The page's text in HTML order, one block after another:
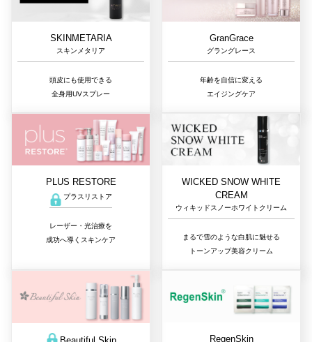
SKINMETARIA
スキンメタリア
頭皮にも使用できる
全身用UVスプレー
GranGrace
グラングレース
年齢を自信に変える
エイジングケア
PLUS RESTORE
プラスリストア
レーザー・光治療を
成功へ導くスキンケア
WICKED SNOW WHITE
CREAM
ウィキッドスノーホワイトクリーム
まるで雪のような白肌に魅せる
トーンアップ美容クリーム
RegenSkin